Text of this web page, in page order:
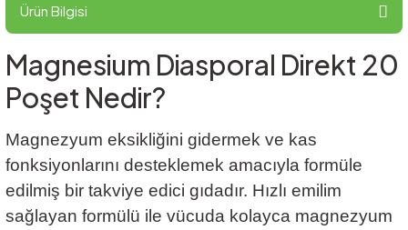
Ürün Bilgisi
Magnesium Diasporal Direkt 20
Poşet Nedir?
Magnezyum eksikliğini gidermek ve kas
fonksiyonlarını desteklemek amacıyla formüle
edilmiş bir takviye edici gıdadır. Hızlı emilim
sağlayan formülü ile vücuda kolayca magnezyum